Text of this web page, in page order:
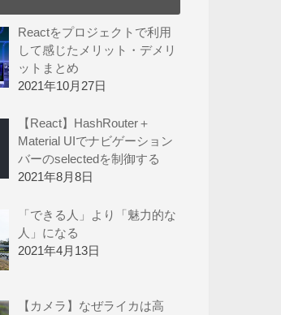
Reactをプロジェクトで利用
して感じたメリット・デメリ
ットまとめ
2021年10月27日
【React】HashRouter＋
Material UIでナビゲーション
バーのselectedを制御する
2021年8月8日
「できる人」より「魅力的な
人」になる
2021年4月13日
【カメラ】なぜライカは高